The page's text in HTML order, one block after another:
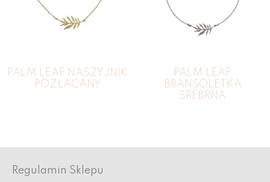
PALM LEAF NASZYJNIK
POZŁACANY
PALM LEAF
BRANSOLETKA
SREBRNA
Regulamin Sklepu